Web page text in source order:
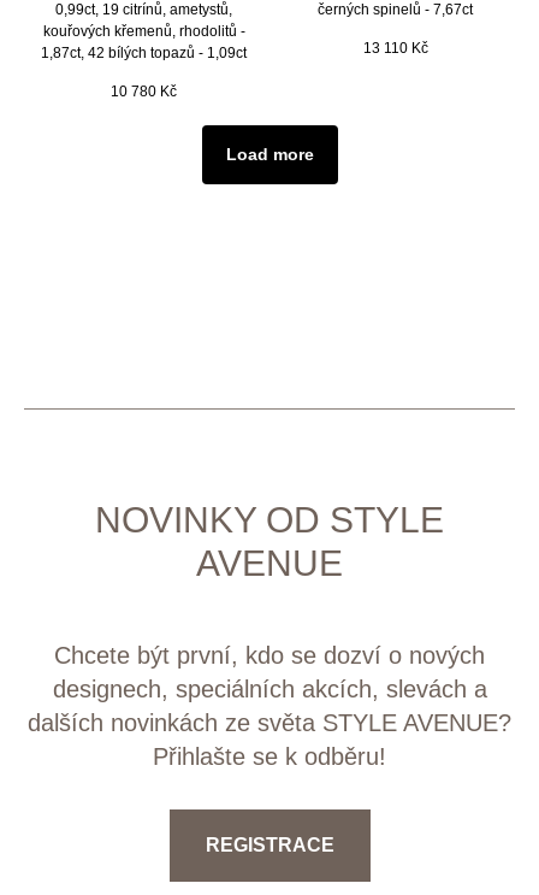
0,99ct, 19 citrínů, ametystů,
kouřových křemenů, rhodolitů -
1,87ct, 42 bílých topazů - 1,09ct
10 780 Kč
černých spinelů - 7,67ct
13 110 Kč
Load more
NOVINKY OD STYLE
AVENUE
Chcete být první, kdo se dozví o nových
designech, speciálních akcích, slevách a
dalších novinkách ze světa STYLE AVENUE?
Přihlašte se k odběru!
REGISTRACE